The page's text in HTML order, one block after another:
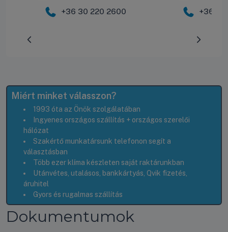
+36 30 220 2600
+36 30
Miért minket válasszon?
1993 óta az Önök szolgálatában
Ingyenes országos szállítás + országos szerelői
hálózat
Szakértő munkatársunk telefonon segít a
választásban
Több ezer klíma készleten saját raktárunkban
Utánvétes, utalásos, bankkártyás, Qvik fizetés,
áruhitel
Gyors és rugalmas szállítás
Dokumentumok